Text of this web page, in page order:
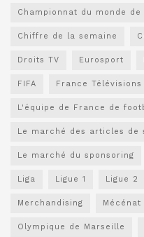
Championnat du monde de
Chiffre de la semaine
Droits TV Eurosport
FIFA France Télévisions
L'équipe de France de
Le marché des articles de
Le marché du sponsoring
Liga Ligue 1 Ligue 2
Merchandising Mécénat
Olympique de Marseille